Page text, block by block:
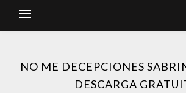
NO ME DECEPCIONES
DESCARGA